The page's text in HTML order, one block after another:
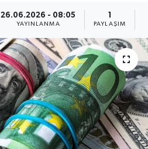
26.06.2026 - 08:05
YAYINLANMA PAYLAŞIM